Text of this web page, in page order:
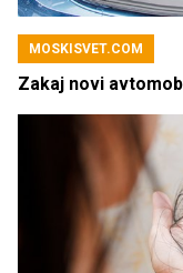
MOSKISVET.COM
Zakaj novi